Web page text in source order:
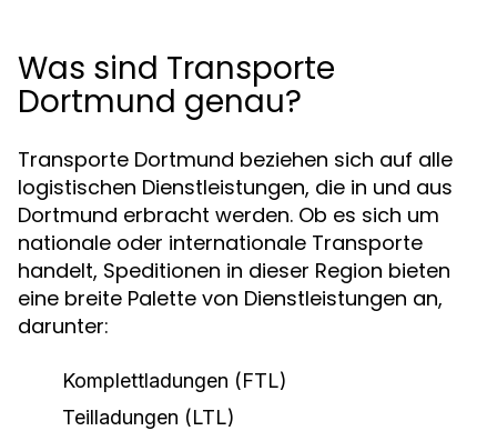
Was sind Transporte
Dortmund genau?
Transporte Dortmund beziehen sich auf alle
logistischen Dienstleistungen, die in und aus
Dortmund erbracht werden. Ob es sich um
nationale oder internationale Transporte
handelt, Speditionen in dieser Region bieten
eine breite Palette von Dienstleistungen an,
darunter:
Komplettladungen (FTL)
Teilladungen (LTL)